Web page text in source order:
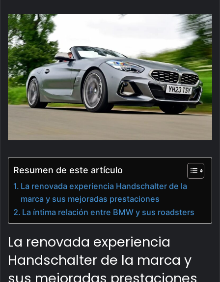
Resumen de este artículo
La renovada experiencia Handschalter de la
marca y sus mejoradas prestaciones
La íntima relación entre BMW y sus roadsters
La renovada experiencia
Handschalter de la marca y